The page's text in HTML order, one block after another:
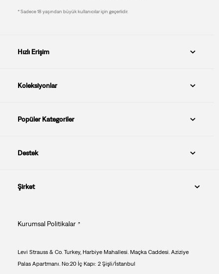
* Sadece 18 yaşından büyük kullanıcılar için geçerlidir.
Hızlı Erişim
Koleksiyonlar
Popüler Kategoriler
Destek
Şirket
Kurumsal Politikalar
Levi Strauss & Co. Turkey, Harbiye Mahallesi. Maçka Caddesi. Aziziye
Palas Apartmanı. No:20 İç Kapı: 2 Şişli/İstanbul